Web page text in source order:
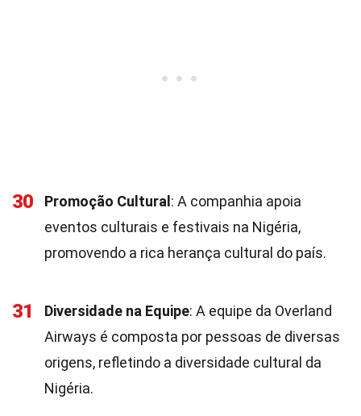
30 Promoção Cultural : A companhia apoia
eventos culturais e festivais na Nigéria,
promovendo a rica herança cultural do país.
31 Diversidade na Equipe: A equipe da Overland
Airways é composta por pessoas de diversas
origens, refletindo a diversidade cultural da
Nigéria.